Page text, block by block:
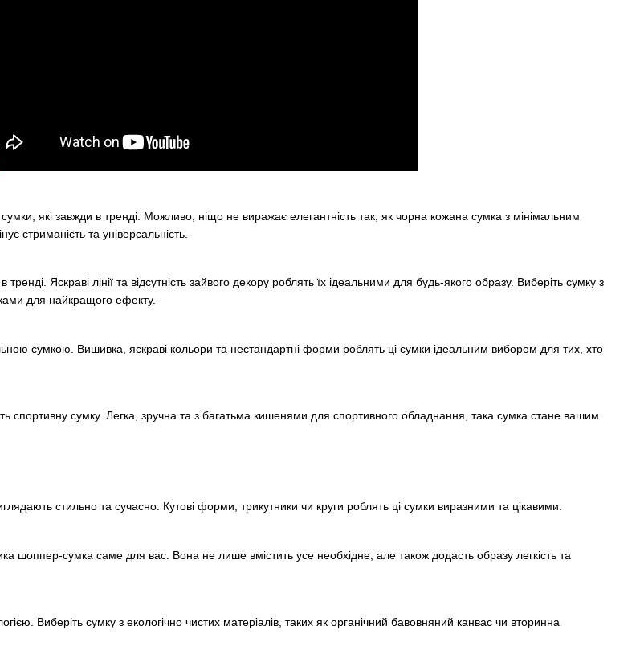
які завжди в тренді. Можливо, ніщо не виражає елегантність так, як чорна кожана сумка з мінімальним
стриманість та універсальність.
Яскраві лінії та відсутність зайвого декору роблять їх ідеальними для будь-якого образу. Виберіть сумку з
для найкращого ефекту.
сумкою. Вишивка, яскраві кольори та нестандартні форми роблять ці сумки ідеальним вибором для тих, хто
спортивну сумку. Легка, зручна та з багатьма кишенями для спортивного обладнання, така сумка стане вашим
стильно та сучасно. Кутові форми, трикутники чи круги роблять ці сумки виразними та цікавими.
шоппер-сумка саме для вас. Вона не лише вмістить усе необхідне, але також додасть образу легкість та
Виберіть сумку з екологічно чистих матеріалів, таких як органічний бавовняний канвас чи вторинна